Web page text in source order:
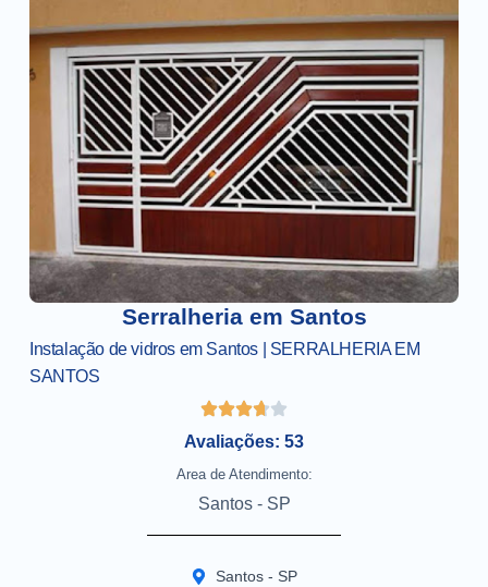
Serralheria em Santos
Instalação de vidros em Santos | SERRALHERIA EM
SANTOS
Avaliações: 53
Area de Atendimento:
Santos - SP
Santos - SP